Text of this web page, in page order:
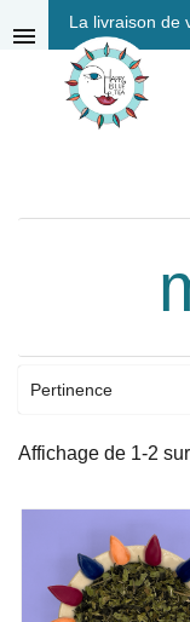
La livraison de
Pertinence
Affichage de 1-2
menu